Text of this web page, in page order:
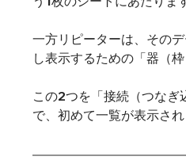
一方リピーターは、その
し表示するための「器（枠
この2つを「接続（つなぎ
で、初めて一覧が表示され